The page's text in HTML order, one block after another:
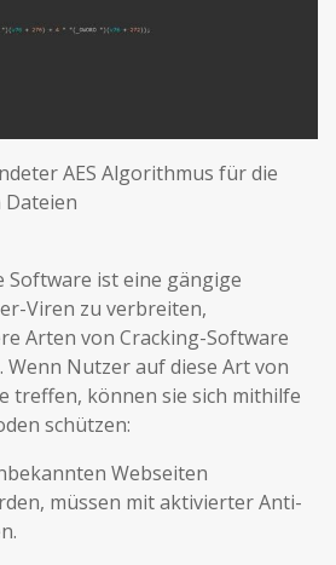
AES Algorithmus für die
Dateien
ist eine gängige
Viren zu verbreiten,
Arten von Cracking-Software
Wenn Nutzer auf diese Art von
treffen, können sie sich mithilfe
schützen:
Webseiten
müssen mit aktivierter Anti-